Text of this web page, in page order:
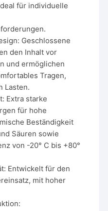
für individuelle
Geschlossene
den Inhalt vor
und ermöglichen
Tragen,
Lasten.
Extra starke
für hohe
Beständigkeit
Säuren sowie
von -20° C bis +80°
Entwickelt für den
mit hoher